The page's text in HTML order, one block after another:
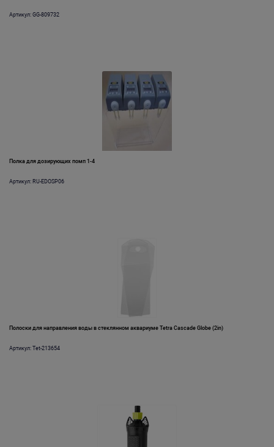
Артикул: GG-809732
Полка для дозирующих помп 1-4
Артикул: RU-EDOSP06
Полоски для направления воды в стеклянном аквариуме Tetra Cascade Globe (2in)
Артикул: Tet-213654